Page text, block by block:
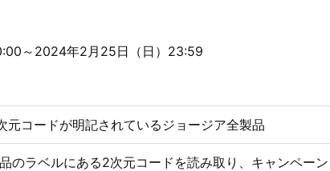
～2024年2月25日（日）23:59
元コードが明記されているジョージア全製品
のラベルにある2次元コードを読み取り、キャンペーン